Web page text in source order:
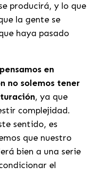
producirá, y lo que
la gente se
haya pasado
en
no solemos tener
, ya que
complejidad.
sentido, es
que nuestro
bien a una serie
el